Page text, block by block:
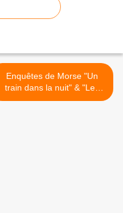
Enquêtes de Morse "Un
train dans la nuit" & "Les
garçons perdus" DIM.25-